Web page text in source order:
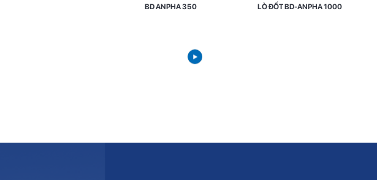
BD ANPHA 350 LÒ ĐỐT BD-ANPHA 1000